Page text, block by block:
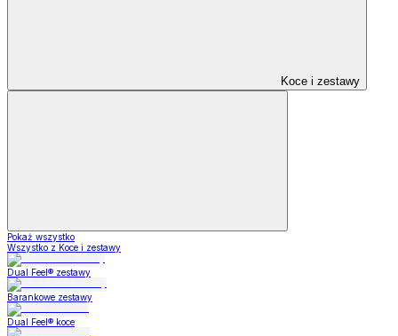
Koce i zestawy
Pokaż wszystko
Wszystko z Koce i zestawy
Dual Feel® zestawy
Barankowe zestawy
Dual Feel® koce